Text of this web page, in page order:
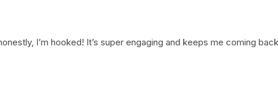
I’m hooked! It’s super engaging and keeps me coming